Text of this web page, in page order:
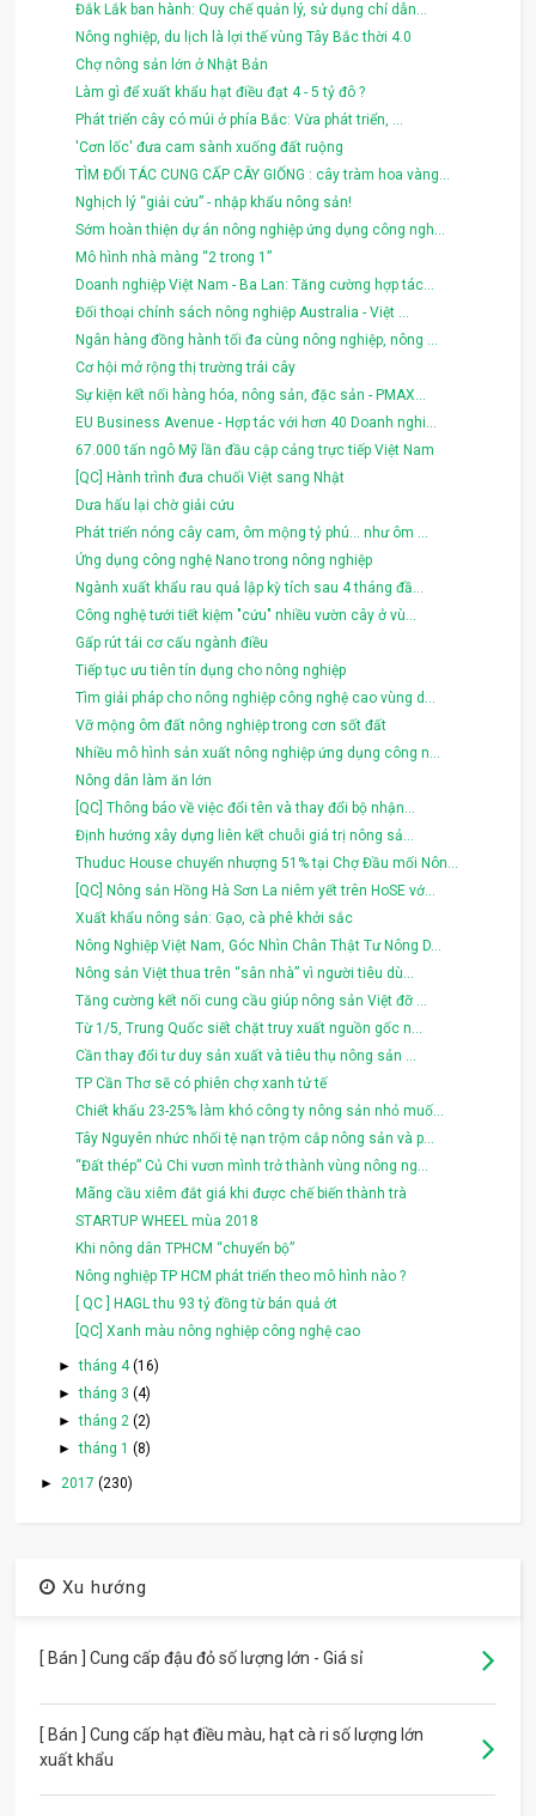
Đắk Lắk ban hành: Quy chế quản lý, sử dụng chỉ dẫn...
Nông nghiệp, du lịch là lợi thế vùng Tây Bắc thời 4.0
Chợ nông sản lớn ở Nhật Bản
Làm gì để xuất khẩu hạt điều đạt 4 - 5 tỷ đô ?
Phát triển cây có múi ở phía Bắc: Vừa phát triển, ...
'Cơn lốc' đưa cam sành xuống đất ruộng
TÌM ĐỐI TÁC CUNG CẤP CÂY GIỐNG : cây tràm hoa vàng...
Nghịch lý “giải cứu” - nhập khẩu nông sản!
Sớm hoàn thiện dự án nông nghiệp ứng dụng công ngh...
Mô hình nhà màng “2 trong 1”
Doanh nghiệp Việt Nam - Ba Lan: Tăng cường hợp tác...
Đối thoại chính sách nông nghiệp Australia - Việt ...
Ngân hàng đồng hành tối đa cùng nông nghiệp, nông ...
Cơ hội mở rộng thị trường trái cây
Sự kiện kết nối hàng hóa, nông sản, đặc sản - PMAX...
EU Business Avenue - Hợp tác với hơn 40 Doanh nghi...
67.000 tấn ngô Mỹ lần đầu cập cảng trực tiếp Việt Nam
[QC] Hành trình đưa chuối Việt sang Nhật
Dưa hấu lại chờ giải cứu
Phát triển nóng cây cam, ôm mộng tỷ phú... như ôm ...
Ứng dụng công nghệ Nano trong nông nghiệp
Ngành xuất khẩu rau quả lập kỳ tích sau 4 tháng đầ...
Công nghệ tưới tiết kiệm "cứu" nhiều vườn cây ở vù...
Gấp rút tái cơ cấu ngành điều
Tiếp tục ưu tiên tín dụng cho nông nghiệp
Tìm giải pháp cho nông nghiệp công nghệ cao vùng d...
Vỡ mộng ôm đất nông nghiệp trong cơn sốt đất
Nhiều mô hình sản xuất nông nghiệp ứng dụng công n...
Nông dân làm ăn lớn
[QC] Thông báo về việc đổi tên và thay đổi bộ nhận...
Định hướng xây dựng liên kết chuỗi giá trị nông sả...
Thuduc House chuyển nhượng 51% tại Chợ Đầu mối Nôn...
[QC] Nông sản Hồng Hà Sơn La niêm yết trên HoSE vớ...
Xuất khẩu nông sản: Gạo, cà phê khởi sắc
Nông Nghiệp Việt Nam, Góc Nhìn Chân Thật Tư Nông D...
Nông sản Việt thua trên “sân nhà” vì người tiêu dù...
Tăng cường kết nối cung cầu giúp nông sản Việt đỡ ...
Từ 1/5, Trung Quốc siết chặt truy xuất nguồn gốc n...
Cần thay đổi tư duy sản xuất và tiêu thụ nông sản ...
TP Cần Thơ sẽ có phiên chợ xanh tử tế
Chiết khấu 23-25% làm khó công ty nông sản nhỏ muố...
Tây Nguyên nhức nhối tệ nạn trộm cắp nông sản và p...
“Đất thép” Củ Chi vươn mình trở thành vùng nông ng...
Mãng cầu xiêm đắt giá khi được chế biến thành trà
STARTUP WHEEL mùa 2018
Khi nông dân TPHCM “chuyển bộ”
Nông nghiệp TP HCM phát triển theo mô hình nào ?
[ QC ] HAGL thu 93 tỷ đồng từ bán quả ớt
[QC] Xanh màu nông nghiệp công nghệ cao
►tháng 4(16)
►tháng 3 (4)
►tháng 2 (2)
►tháng 1 (8)
►2017(230)
Xu hướng
[ Bán ] Cung cấp đậu đỏ số lượng lớn - Giá sỉ
[ Bán ] Cung cấp hạt điều màu, hạt cà ri số lượng lớn
xuất khẩu